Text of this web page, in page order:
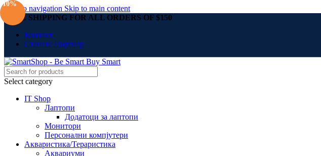
Skip to navigation Skip to main content
FREE SHIPPING FOR ALL ORDERS OF $150
Контакт
Станете Партнер
Select category
IT Shop
Лаптопи
Додатоци за лаптопи
Монитори
Персонални компјутери
Акваристика/Тераристика
Аквариуми
-10%